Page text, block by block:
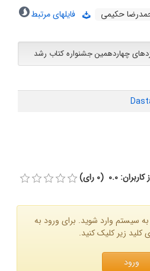
حکیمی
فایلهای مرتبط
چهاردهمین جشنواره کتاب رشد
0.0 (0 رای)
به سیستم وارد شوید. برای ورود به
زیر کلیک کنید.
ورود